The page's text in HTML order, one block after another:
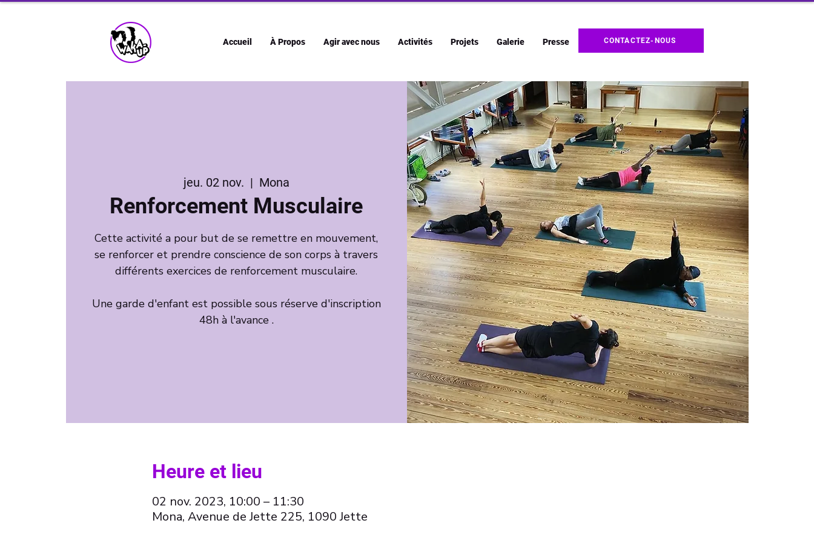
Accueil À Propos Agir avec nous Activités Projets Galerie Presse CONTACTEZ-NOUS
jeu. 02 nov.
  |
Mona
Renforcement Musculaire
Cette activité a pour but de se remettre en mouvement,
se renforcer et prendre conscience de son corps à travers
différents exercices de renforcement musculaire.
Une garde d'enfant est possible sous réserve d'inscription
48h à l'avance .
Heure et lieu
02 nov. 2023, 10:00 – 11:30
Mona, Avenue de Jette 225, 1090 Jette